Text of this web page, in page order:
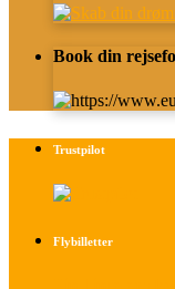
Book din
Trustpilot
Flybilletter